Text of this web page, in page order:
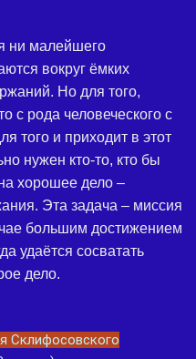
ни малейшего
вокруг ёмких
Но для того,
с рода человеческого с
того и приходит в этот
нужен кто-то, кто бы
на хорошее дело –
Эта задача – миссия
большим достижением
удаётся сосватать
дело.
Склифосовского